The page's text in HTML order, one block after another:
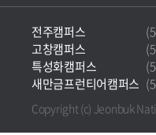
전주캠퍼스
고창캠퍼스
특성화캠퍼스
새만금프런티어캠퍼스
Copyright (c) Jeonbuk